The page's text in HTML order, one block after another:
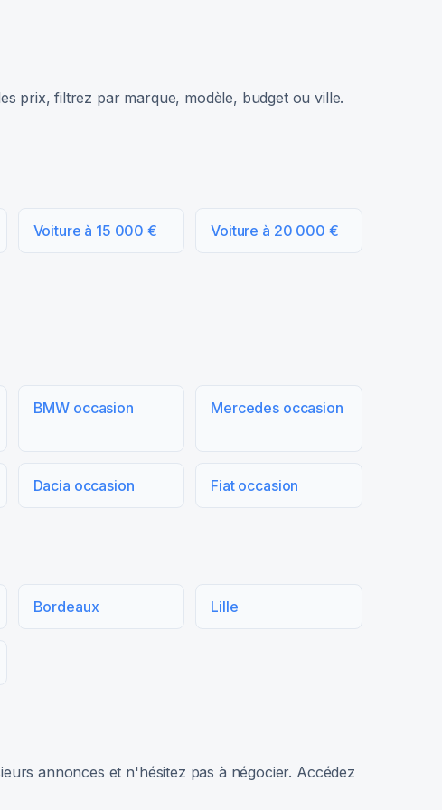
prix, filtrez par marque, modèle, budget ou ville.
Voiture à 15 000 € Voiture à 20 000 €
BMW occasion Mercedes occasion
Dacia occasion Fiat occasion
Bordeaux Lille
annonces et n'hésitez pas à négocier. Accédez